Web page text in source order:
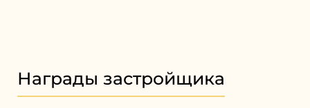
Награды застройщика